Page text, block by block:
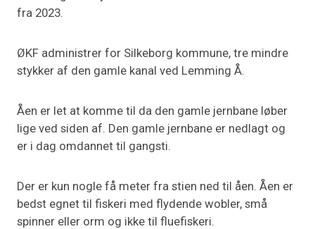
fra 2023.
ØKF administrer for Silkeborg kommune, tre mindre
stykker af den gamle kanal ved Lemming Å.
Åen er let at komme til da den gamle jernbane løber
lige ved siden af. Den gamle jernbane er nedlagt og
er i dag omdannet til gangsti.
Der er kun nogle få meter fra stien ned til åen. Åen er
bedst egnet til fiskeri med flydende wobler, små
spinner eller orm og ikke til fluefiskeri.